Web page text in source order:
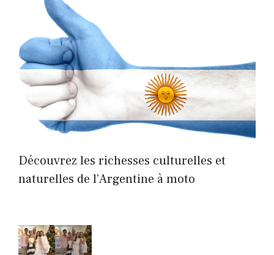
Découvrez les richesses culturelles et
naturelles de l’Argentine à moto